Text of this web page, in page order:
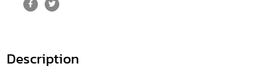
Description